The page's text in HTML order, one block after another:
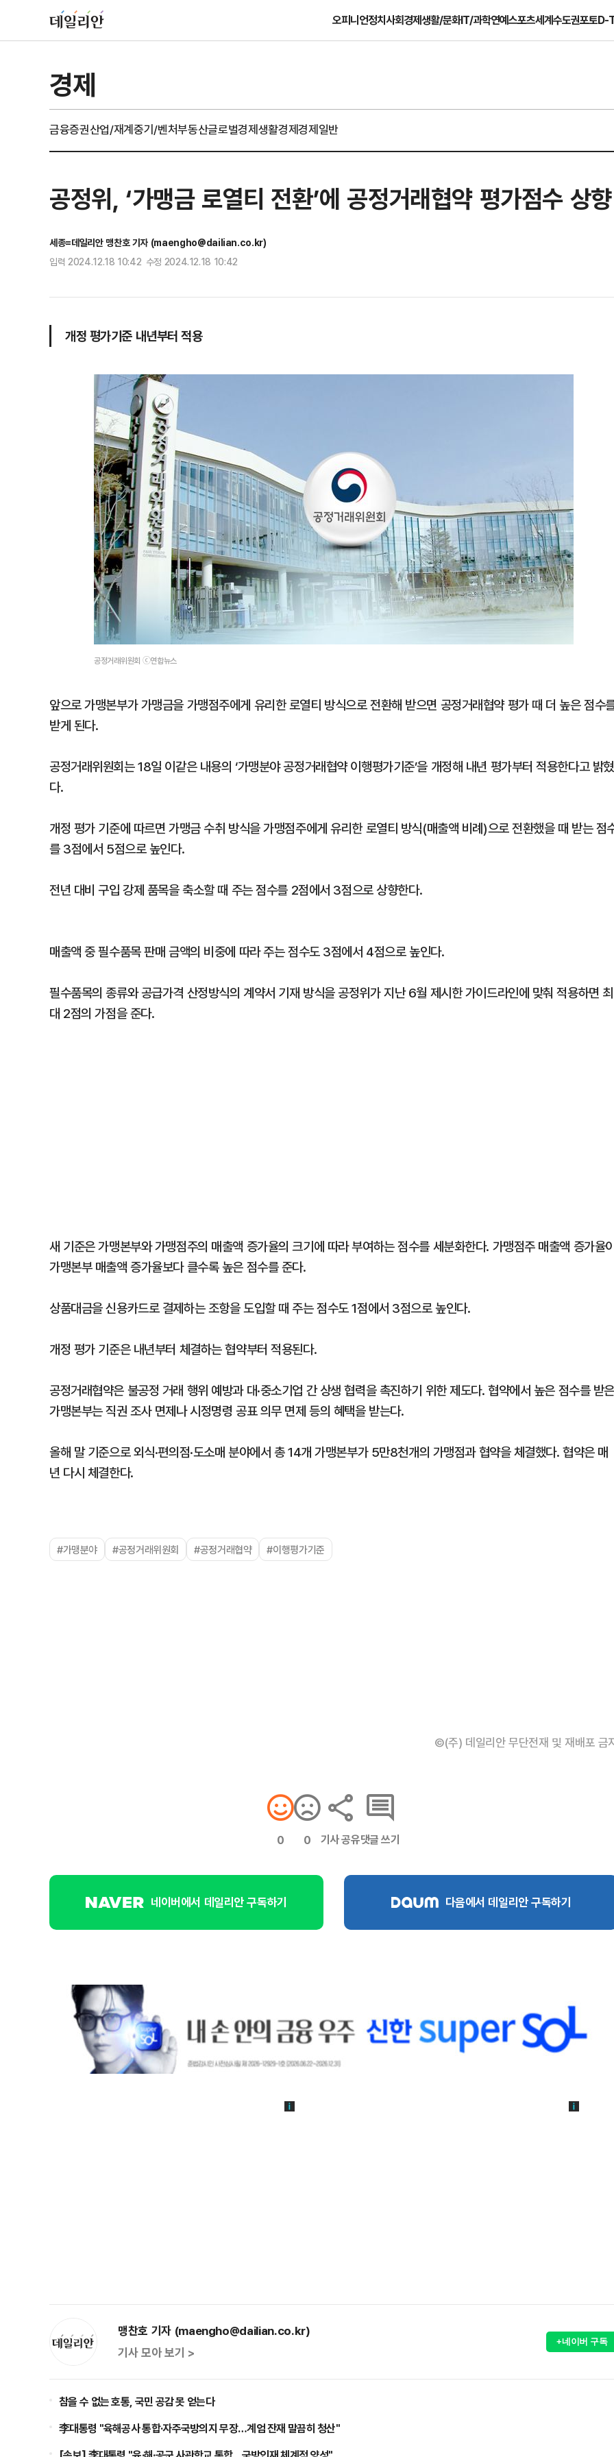
오피니언정치사회경제생활/문화IT/과학연예스포츠세계수도권포토D-
경제
금융증권산업/재계중기/벤처부동산글로벌경제생활경제경제일반
공정위, ‘가맹금 로열티 전환’에 공정거래협약 평가점수 상향
세종=데일리안 맹찬호 기자 (maengho@dailian.co.kr)
입력 2024.12.18 10:42 수정 2024.12.18 10:42
개정 평가기준 내년부터 적용
공정거래위원회 ⓒ연합뉴스
앞으로 가맹본부가 가맹금을 가맹점주에게 유리한 로열티 방식으로 전환해 받으면 공정거래협약 평가 때 더 높은 점수
받게 된다.
공정거래위원회는 18일 이같은 내용의 ‘가맹분야 공정거래협약 이행평가기준’을 개정해 내년 평가부터 적용한다고 밝혔
다.
개정 평가 기준에 따르면 가맹금 수취 방식을 가맹점주에게 유리한 로열티 방식(매출액 비례)으로 전환했을 때 받는 점
를 3점에서 5점으로 높인다.
전년 대비 구입 강제 품목을 축소할 때 주는 점수를 2점에서 3점으로 상향한다.
매출액 중 필수품목 판매 금액의 비중에 따라 주는 점수도 3점에서 4점으로 높인다.
필수품목의 종류와 공급가격 산정방식의 계약서 기재 방식을 공정위가 지난 6월 제시한 가이드라인에 맞춰 적용하면 최
대 2점의 가점을 준다.
새 기준은 가맹본부와 가맹점주의 매출액 증가율의 크기에 따라 부여하는 점수를 세분화한다. 가맹점주 매출액 증가율
가맹본부 매출액 증가율보다 클수록 높은 점수를 준다.
상품대금을 신용카드로 결제하는 조항을 도입할 때 주는 점수도 1점에서 3점으로 높인다.
개정 평가 기준은 내년부터 체결하는 협약부터 적용된다.
공정거래협약은 불공정 거래 행위 예방과 대·중소기업 간 상생 협력을 촉진하기 위한 제도다. 협약에서 높은 점수를 받
가맹본부는 직권 조사 면제나 시정명령 공표 의무 면제 등의 혜택을 받는다.
올해 말 기준으로 외식·편의점·도소매 분야에서 총 14개 가맹본부가 5만8천개의 가맹점과 협약을 체결했다. 협약은 매
년 다시 체결한다.
#가맹분야 #공정거래위원회 #공정거래협약 #이행평가기준
©(주) 데일리안 무단전재 및 재배포 금
0 0 기사 공유댓글 쓰기
네이버에서 데일리안 구독하기 다음에서 데일리안 구독하기
맹찬호 기자 (maengho@dailian.co.kr)
기사 모아 보기 >
+네이버 구독
참을 수 없는 호통, 국민 공감 못 얻는다
李대통령 "육해공사 통합·자주국방의지 무장…계엄 잔재 말끔히 청산"
원금 푸는 지역은
3
"16억 당첨 복권을 버렸다"...
뒤져 극적 발견
4
李대통령 "형소법 안 읽어봐
음날 이어진 세부 확인 작업(
5
中창신메모리, HP까지 뚫었
PC 공급망 첫 진입”